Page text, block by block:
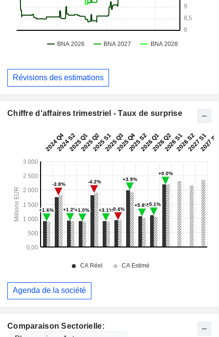
Comparaison Sectorielle:
Révisions des estimations
Chiffre d'affaires trimestriel - Taux de surprise
Agenda de la société